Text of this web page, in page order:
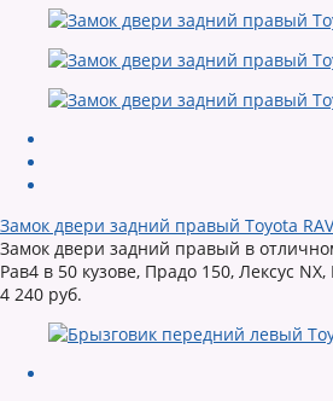
Замок двери задний правый Toyota RAV
Замок двери задний правый в
Рав4 в 50 кузове, Прадо 150, Лексус
4 240 руб.